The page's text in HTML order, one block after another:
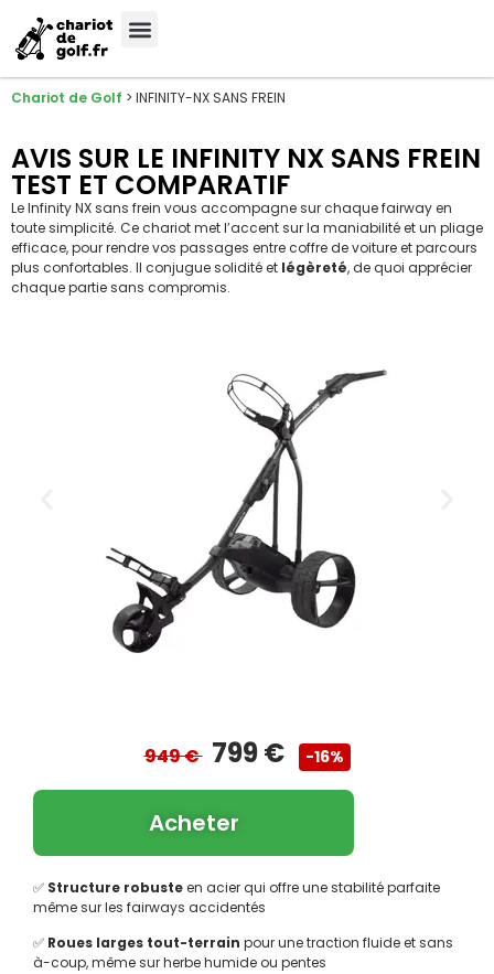
Chariot de Golf > INFINITY-NX SANS FREIN
AVIS SUR LE INFINITY NX SANS FREIN
TEST ET COMPARATIF
Le Infinity NX sans frein vous accompagne sur chaque fairway en
toute simplicité. Ce chariot met l’accent sur la maniabilité et un pliage
efficace, pour rendre vos passages entre coffre de voiture et parcours
plus confortables. Il conjugue solidité et légèreté, de quoi apprécier
chaque partie sans compromis.
✅ Structure robusteen acier qui offre une stabilité parfaite
même sur les fairways accidentés
✅ Roues larges tout-terrain pour une traction fluide et sans
à-coup, même sur herbe humide ou pentes
949 € 799 € -16%
Acheter